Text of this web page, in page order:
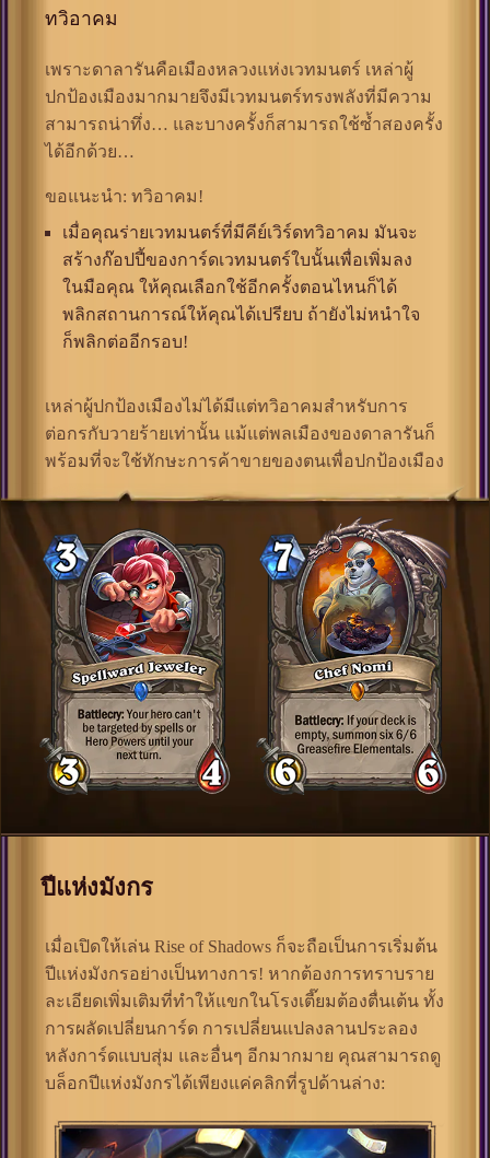
ทวิอาคม
เพราะดาลารันคือเมืองหลวงแห่งเวทมนตร์ เหล่าผู้
ปกป้องเมืองมากมายจึงมีเวทมนตร์ทรงพลังที่มีความ
สามารถน่าทึ่ง… และบางครั้งก็สามารถใช้ซ้ำสองครั้ง
ได้อีกด้วย…
ขอแนะนำ: ทวิอาคม!
เมื่อคุณร่ายเวทมนตร์ที่มีคีย์เวิร์ดทวิอาคม มันจะ
สร้างก๊อปปี้ของการ์ดเวทมนตร์ใบนั้นเพื่อเพิ่มลง
ในมือคุณ ให้คุณเลือกใช้อีกครั้งตอนไหนก็ได้
พลิกสถานการณ์ให้คุณได้เปรียบ ถ้ายังไม่หนำใจ
ก็พลิกต่ออีกรอบ!
เหล่าผู้ปกป้องเมืองไม่ได้มีแต่ทวิอาคมสำหรับการ
ต่อกรกับวายร้ายเท่านั้น แม้แต่พลเมืองของดาลารันก็
พร้อมที่จะใช้ทักษะการค้าขายของตนเพื่อปกป้องเมือง
ปีแห่งมังกร
เมื่อเปิดให้เล่น Rise of Shadows ก็จะถือเป็นการเริ่มต้น
ปีแห่งมังกรอย่างเป็นทางการ! หากต้องการทราบราย
ละเอียดเพิ่มเติมที่ทำให้แขกในโรงเตี๊ยมต้องตื่นเต้น ทั้ง
การผลัดเปลี่ยนการ์ด การเปลี่ยนแปลงลานประลอง
หลังการ์ดแบบสุ่ม และอื่นๆ อีกมากมาย คุณสามารถดู
บล็อกปีแห่งมังกรได้เพียงแค่คลิกที่รูปด้านล่าง: